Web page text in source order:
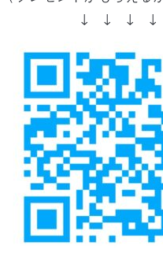
↓ ↓ ↓ ↓